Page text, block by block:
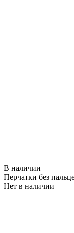
В наличии
Перчатки без
Нет в наличии